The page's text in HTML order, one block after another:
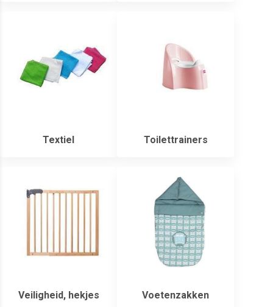
Textiel Toilettrainers
Veiligheid, hekjes Voetenzakken